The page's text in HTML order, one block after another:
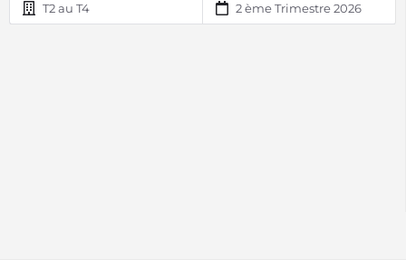
T2 au T4 2 ème Trimestre 2026